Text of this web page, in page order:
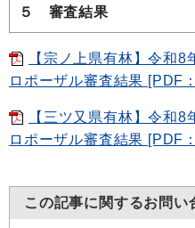
５ 審査結果
【宗ノ上県有林】令和
ロポーザル審査結果 [PDF
【三ツ又県有林】令和
ロポーザル審査結果 [PDF
この記事に関するお問い